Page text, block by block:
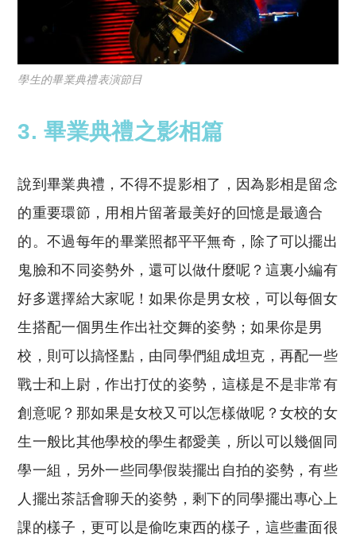
學生的畢業典禮表演節目
3. 畢業典禮之影相篇
說到畢業典禮，不得不提影相了，因為影相是留念
的重要環節，用相片留著最美好的回憶是最適合
的。不過每年的畢業照都平平無奇，除了可以擺出
鬼臉和不同姿勢外，還可以做什麼呢？這裏小編有
好多選擇給大家呢！如果你是男女校，可以每個女
生搭配一個男生作出社交舞的姿勢；如果你是男
校，則可以搞怪點，由同學們組成坦克，再配一些
戰士和上尉，作出打仗的姿勢，這樣是不是非常有
創意呢？那如果是女校又可以怎樣做呢？女校的女
生一般比其他學校的學生都愛美，所以可以幾個同
學一組，另外一些同學假裝擺出自拍的姿勢，有些
人擺出茶話會聊天的姿勢，剩下的同學擺出專心上
課的樣子，更可以是偷吃東西的樣子，這些畫面很